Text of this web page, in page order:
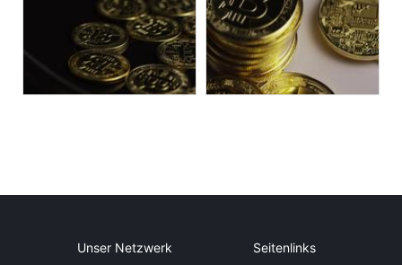
Unser Netzwerk Seitenlinks